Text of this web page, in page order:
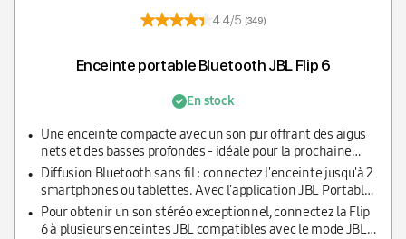
4.4/5 (349)
Enceinte portable Bluetooth JBL Flip 6
En stock
Une enceinte compacte avec un son pur offrant des aigus
nets et des basses profondes - idéale pour la prochaine
aventure
Diffusion Bluetooth sans fil : connectez l'enceinte jusqu'à 2
smartphones ou tablettes. Avec l'application JBL Portable,
le son peut également être amplifié ou les basses
optimisées
Pour obtenir un son stéréo exceptionnel, connectez la Flip
6 à plusieurs enceintes JBL compatibles avec le mode JBL